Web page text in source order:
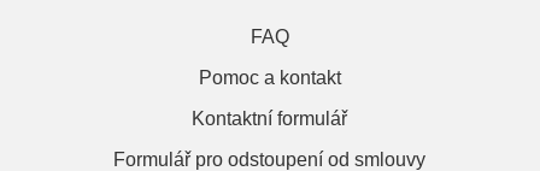
FAQ
Pomoc a kontakt
Kontaktní formulář
Formulář pro odstoupení od smlouvy